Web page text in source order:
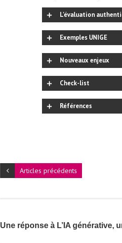
L'évaluation
Exemples UNIGE
Nouveaux enjeux
Check-list
Références
Articles précédents
Une réponse à L’IA générative,